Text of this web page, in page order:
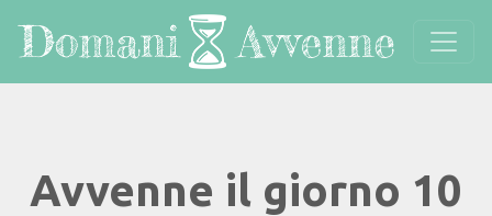
Avvenne il giorno 10